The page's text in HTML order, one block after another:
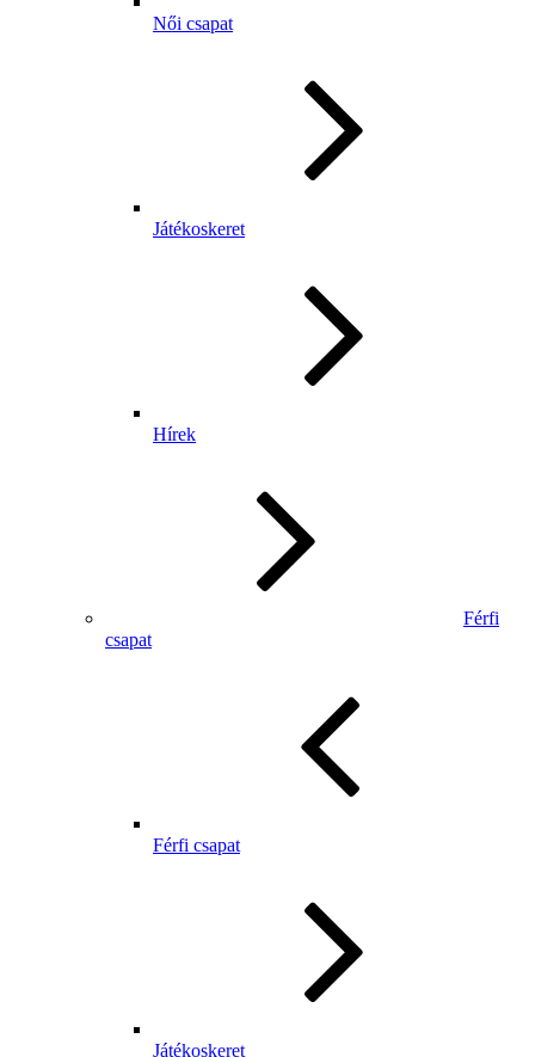
Női csapat
Játékoskeret
Hírek
Férfi
csapat
Férfi csapat
Játékoskeret